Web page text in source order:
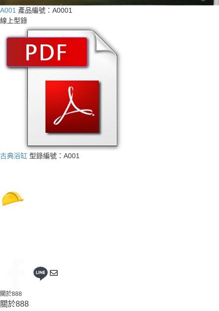
A001 產品編號：A0001
線上型錄
古典浴缸 型錄編號：A001
關於888
關於888